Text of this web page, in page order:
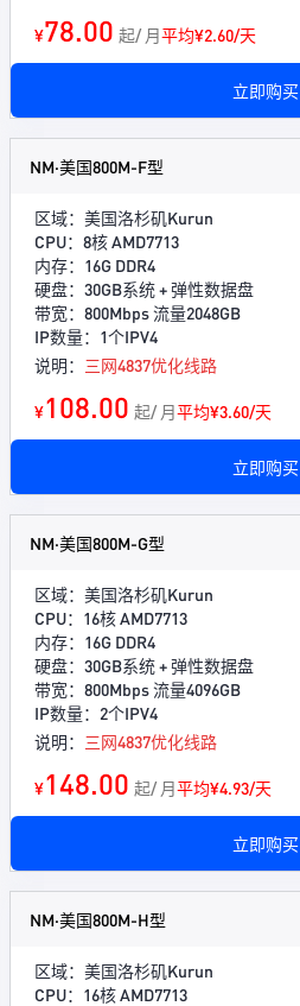
¥78.00 起/ 月平均¥2.60/天
立即购买
NM·美国800M-F型
区域：美国洛杉矶Kurun
CPU：8核 AMD7713
内存：16G DDR4
硬盘：30GB系统 + 弹性数据盘
带宽：800Mbps 流量2048GB
IP数量：1个IPV4
说明： 三网4837优化线路
¥108.00 起/ 月平均¥3.60/天
立即购买
NM·美国800M-G型
区域：美国洛杉矶Kurun
CPU：16核 AMD7713
内存：16G DDR4
硬盘：30GB系统 + 弹性数据盘
带宽：800Mbps 流量4096GB
IP数量：2个IPV4
说明： 三网4837优化线路
¥148.00 起/ 月平均¥4.93/天
立即购买
NM·美国800M-H型
区域：美国洛杉矶Kurun
CPU：16核 AMD7713